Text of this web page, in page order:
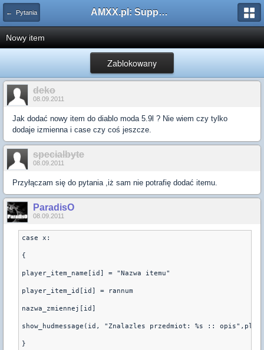
← Pytania AMXX.pl: Support AMX Mod X i SourceMod
Nowy item
Zablokowany
deko
08.09.2011
Jak dodać nowy item do diablo moda 5.9l ? Nie wiem czy tylko
dodaje izmienna i case czy coś jeszcze.
specialbyte
08.09.2011
Przyłączam się do pytania ,iż sam nie potrafię dodać itemu.
ParadisO
08.09.2011
case x:
{
player_item_name[id] = "Nazwa itemu"
player_item_id[id] = rannum
nazwa_zmiennej[id]
show_hudmessage(id, "Znalazles przedmiot: %s ::